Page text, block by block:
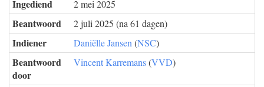
Ingediend 2 mei 2025
Beantwoord 2 juli 2025 (na 61 dagen)
Indiener Daniëlle Jansen (NSC)
Beantwoord
door
Vincent Karremans(VVD)